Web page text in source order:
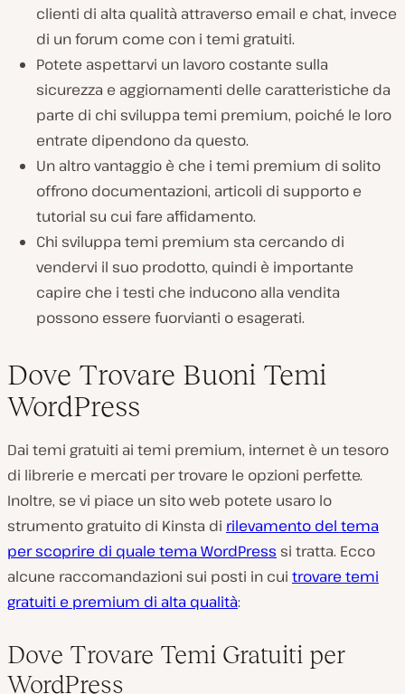
clienti di alta qualità attraverso email e chat, invece
di un forum come con i temi gratuiti.
Potete aspettarvi un lavoro costante sulla
sicurezza e aggiornamenti delle caratteristiche da
parte di chi sviluppa temi premium, poiché le loro
entrate dipendono da questo.
Un altro vantaggio è che i temi premium di solito
offrono documentazioni, articoli di supporto e
tutorial su cui fare affidamento.
Chi sviluppa temi premium sta cercando di
vendervi il suo prodotto, quindi è importante
capire che i testi che inducono alla vendita
possono essere fuorvianti o esagerati.
Dove Trovare Buoni Temi
WordPress
Dai temi gratuiti ai temi premium, internet è un tesoro
di librerie e mercati per trovare le opzioni perfette.
Inoltre, se vi piace un sito web potete usaro lo
strumento gratuito di Kinsta di rilevamento del tema
per scoprire di quale tema WordPress si tratta. Ecco
alcune raccomandazioni sui posti in cui trovare temi
gratuiti e premium di alta qualità:
Dove Trovare Temi Gratuiti per
WordPress